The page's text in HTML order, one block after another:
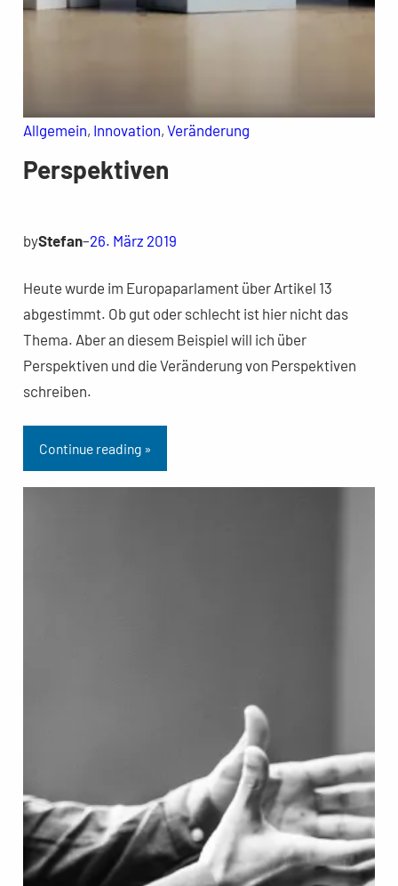
Allgemein, Innovation, Veränderung
Perspektiven
byStefan–26. März 2019
Heute wurde im Europaparlament über Artikel 13
abgestimmt. Ob gut oder schlecht ist hier nicht das
Thema. Aber an diesem Beispiel will ich über
Perspektiven und die Veränderung von Perspektiven
schreiben.
Continue reading »